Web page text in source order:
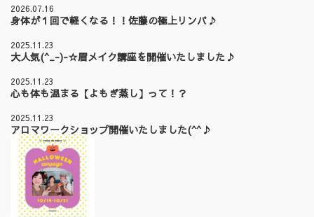
2026.07.16
身体が１回で軽くなる！！佐藤の極上リンパ♪
2025.11.23
大人気(^_-)-☆眉メイク講座を開催いたしました♪
2025.11.23
心も体も温まる【よもぎ蒸し】って！？
2025.11.23
アロマワークショップ開催いたしました(^^♪